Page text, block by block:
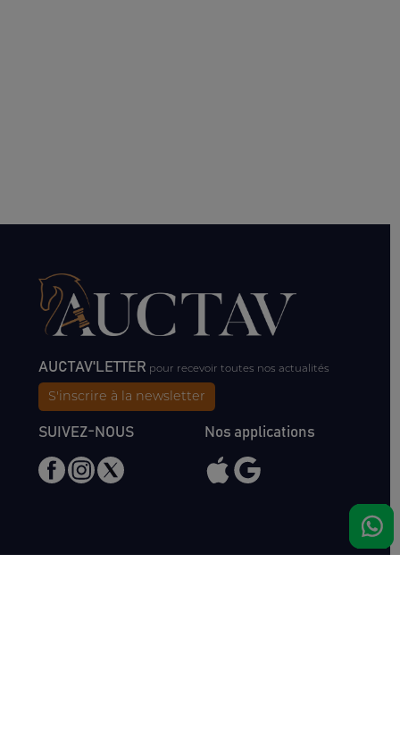
AUCTAV'LETTER pour recevoir toutes nos actualités
S'inscrire à la newsletter
SUIVEZ-NOUS Nos applications